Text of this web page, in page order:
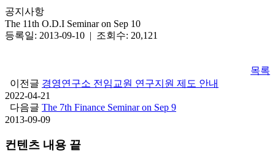
공지사항
The 11th O.D.I Seminar on Sep 10
등록일: 2013-09-10 | 조회수: 20,121
목록
이전글 경영연구소 전임교원 연구지원 제도 안내
2022-04-21
다음글 The 7th Finance Seminar on Sep 9
2013-09-09
컨텐츠 내용 끝